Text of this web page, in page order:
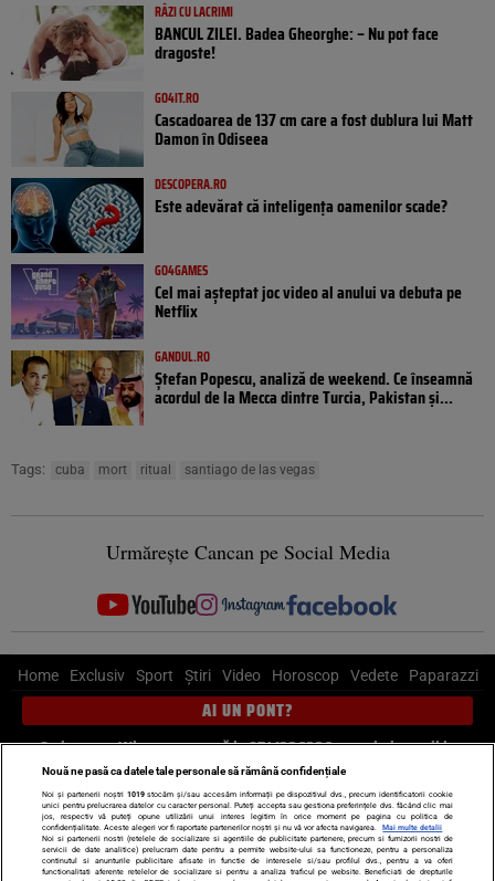
RÂZI CU LACRIMI
BANCUL ZILEI. Badea Gheorghe: – Nu pot face
dragoste!
GO4IT.RO
Cascadoarea de 137 cm care a fost dublura lui Matt
Damon în Odiseea
DESCOPERA.RO
Este adevărat că inteligența oamenilor scade?
GO4GAMES
Cel mai așteptat joc video al anului va debuta pe
Netflix
GANDUL.RO
Ștefan Popescu, analiză de weekend. Ce înseamnă
acordul de la Mecca dintre Turcia, Pakistan şi...
Tags: cuba mort ritual santiago de las vegas
Urmărește Cancan pe Social Media
Home Exclusiv Sport Știri Video Horoscop Vedete Paparazzi
AI UN PONT?
Scrie-ne pe Whatsapp, sună la 0741226226 sau trimite mail la
pont@cancan.ro
Știri interne Știri externe
Politică
Ultimele stiri
Diete Insula Iubirii Dictionar de vise
LIFE STYLE
Nouă ne pasă ca datele tale personale să rămână confidențiale
Noi și partenerii noștri 1019stocăm și/sau accesăm informații pe dispozitivul dvs., precum identificatorii cookie
unici pentru prelucrarea datelor cu caracter personal. Puteți accepta sau gestiona preferințele dvs. făcând clic mai
jos, respectiv vă puteți opune utilizării unui interes legitim în orice moment pe pagina cu politica de
confidențialitate. Aceste alegeri vor fi raportate partenerilor noștri și nu vă vor afecta navigarea.
Mai multe detalii
Noi si partenerii nostri (retelele de socializare si agentiile de publicitate partenere, precum si furnizorii nostri de
servicii de date analitice) prelucram date pentru a permite website-ului sa functioneze, pentru a personaliza
continutul si anunturile publicitare afisate in functie de interesele si/sau profilul dvs., pentru a va oferi
functionalitati aferente retelelor de socializare si pentru a analiza traficul pe website. Beneficiati de drepturile